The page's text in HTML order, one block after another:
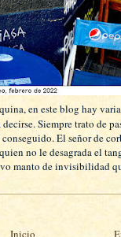
en este blog hay
Siempre trato de
El señor de
no le desagrada el
manto de invisibilidad
Inicio